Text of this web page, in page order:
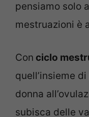
pensiamo solo
mestruazioni è
Con ciclo
quell’insieme
donna
subisca delle